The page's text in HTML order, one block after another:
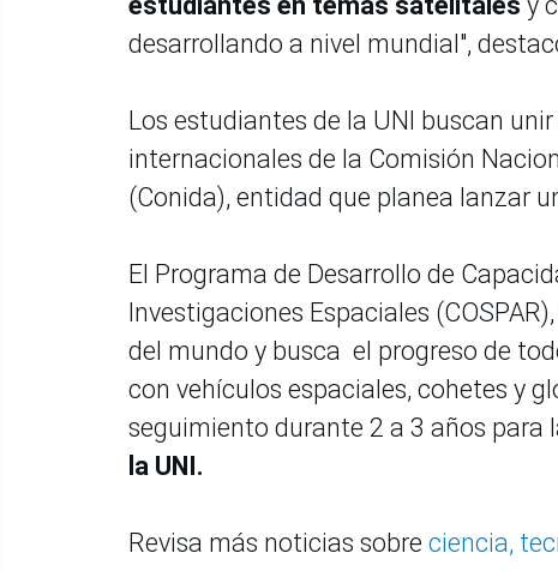
desarrollando a nivel mundial",
Los estudiantes de la UNI buscan
internacionales de la Comisión
(Conida), entidad que planea lanzar
El Programa de Desarrollo de
Investigaciones Espaciales
del mundo y busca el progreso de
con vehículos espaciales, cohetes y
seguimiento durante 2 a 3 años para
la UNI.
Revisa más noticias sobre ciencia,